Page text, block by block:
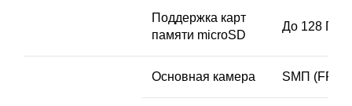
Поддержка карт
памяти microSD
До 128 ГБ
Основная камера SМП (FF)